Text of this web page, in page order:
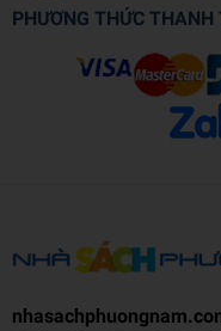
PHƯƠNG THỨC THANH